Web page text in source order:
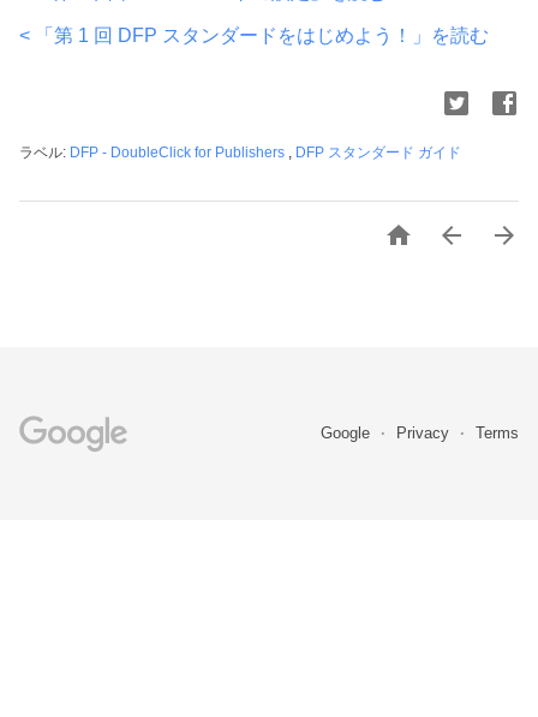
< 「第 1 回 DFP スタンダードをはじめよう！」を読む
ラベル: DFP - DoubleClick for Publishers , DFP スタンダード ガイド
  
Google Privacy Terms